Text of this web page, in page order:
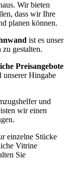
Wir bieten
dass wir Ihre
planen können.
ist es unser
zu gestalten.
Preisangebote
unserer Hingabe
und
wir einen
einzelne Stücke
Vitrine
Sie